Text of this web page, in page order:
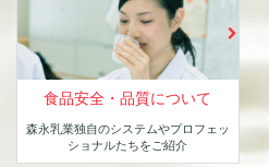
食品安全・品質について
森永乳業独自のシステムやプロフェッ
ショナルたちをご紹介